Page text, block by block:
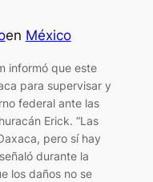
en México
informó que este
para supervisar y
federal ante las
Erick. “Las
pero sí hay
durante la
los daños no se